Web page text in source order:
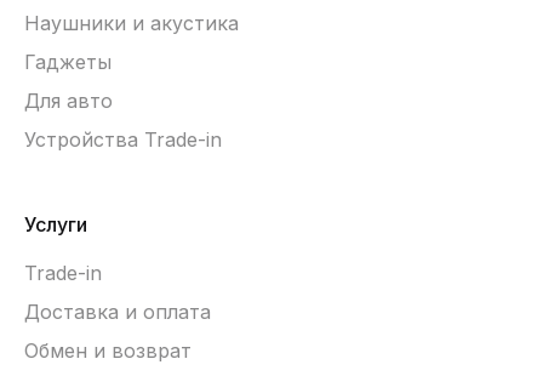
Наушники и акустика
Гаджеты
Для авто
Устройства Trade-in
Услуги
Trade-in
Доставка и оплата
Обмен и возврат